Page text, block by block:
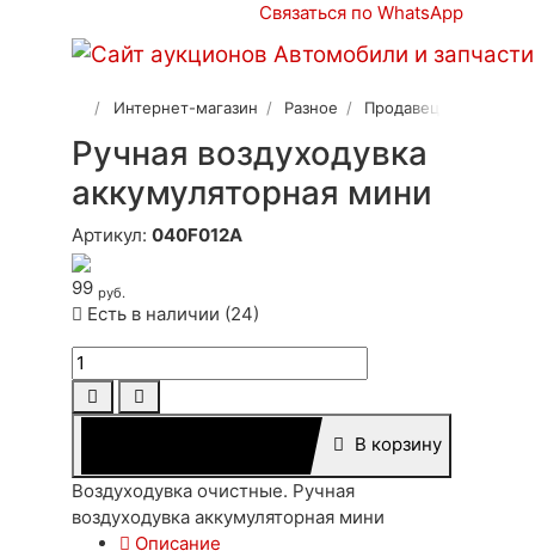
Связаться по WhatsApp
Интернет-магазин Разное Продавец 2
Ручная воздуходувка
аккумуляторная мини
Артикул: 040F012A
99 руб.
Есть в наличии (24)
В корзину
Воздуходувка очистные. Ручная
воздуходувка аккумуляторная мини
Описание